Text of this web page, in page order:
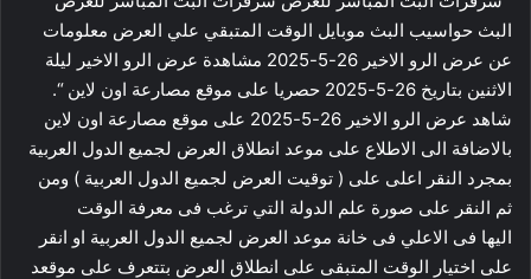
البث حواسيب البث موبايل الوقت المتبقي علي العرض معلومات
عن عرض الرو الاخير 26-5-2025 مشاهدة عرض الرو الاخير ليلة
الاثنين بتاريخ 26-5-2025 حصريا على موقع مصارعة اون لاين “.
شاهد عرض الرو الاخير 26-5-2025 على موقع مصارعة اون لاين
بالاضافة الى الاطلاع على موعد انطلاق العرض لجميع الدول العربية
بمجرد النقر اعلى على ( توقيت العرض لجميع الدول العربية ) ومن
ثم النقر على صورة علم الدولة التي ترغب فى معرفة الوقت
اليها فى الاعلي فى خانة موعد العرض لجميع الدول العربية او انقر
على اختيار الوقت المتبقى على انطلاق العرض بتتعرف على موقعد